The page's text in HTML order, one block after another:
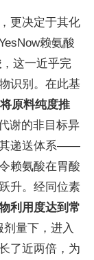
更决定于其化
赖氨酸
，这一近乎完
识别。在此基
将原料纯度推
谢的非目标异
其递送体系——
赖氨酸在胃酸
升。经同位素
利用度达到常
量下，进入
了近两倍，为